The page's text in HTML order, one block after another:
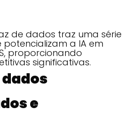
de dados traz uma série
a IA em
proporcionando
significativas.
dados
e